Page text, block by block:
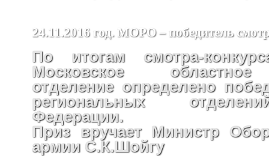
24.11.2016 год. МОРО – победитель
По итогам смотра-
Московское областное
отделение определено
региональных
Федерации.
Приз вручает Министр
армии С.К.Шойгу